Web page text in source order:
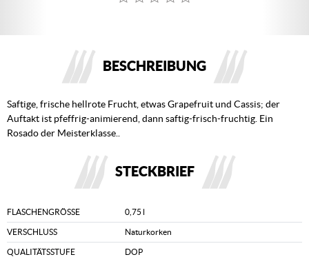
BESCHREIBUNG
Saftige, frische hellrote Frucht, etwas Grapefruit und Cassis; der
Auftakt ist pfeffrig-animierend, dann saftig-frisch-fruchtig. Ein
Rosado der Meisterklasse..
STECKBRIEF
FLASCHENGRÖSSE 0,75 l
VERSCHLUSS Naturkorken
QUALITÄTSSTUFE DOP